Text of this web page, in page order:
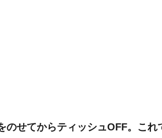
のせてからティッシュOFF。これ